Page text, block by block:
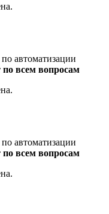
автоматизации
по всем вопросам
автоматизации
по всем вопросам